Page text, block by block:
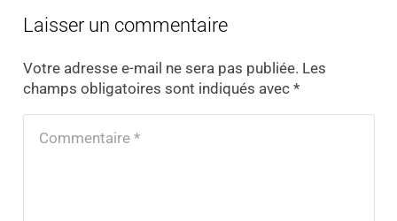
Laisser un commentaire
Votre adresse e-mail ne sera pas publiée. Les
champs obligatoires sont indiqués avec *